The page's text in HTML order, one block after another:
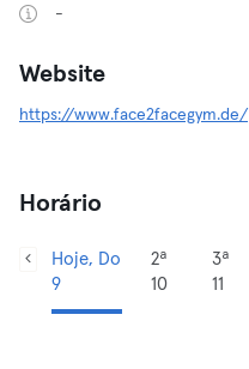
-
Website
https://www.face2facegym.de/
Horário
Hoje, Do
9
2ª
10
3ª
11